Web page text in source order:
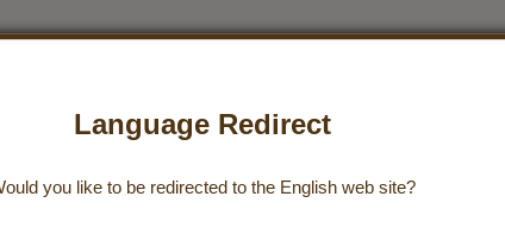
gustar!
Language Redirect
you like to be redirected to the English web site?